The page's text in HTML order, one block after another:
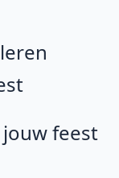
feest